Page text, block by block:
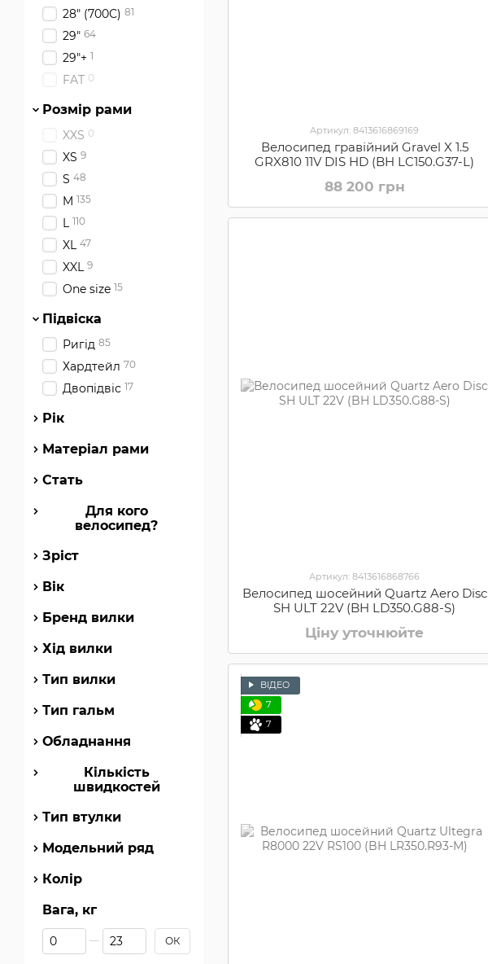
Артикул: 8413616869169
Велосипед гравійний Gravel X 1.5
GRX810 11V DIS HD (BH LC150.G37-L)
88 200 грн
Артикул: 8413616868766
Велосипед шосейний Quartz Aero Disc
SH ULT 22V (BH LD350.G88-S)
Ціну уточнюйте
ВІДЕО
7
7
28" (700С) 81
29" 64
29"+ 1
FAT 0
Розмір рами
XXS 0
XS 9
S 48
M 135
L 110
XL 47
XXL 9
One size 15
Підвіска
Ригід 85
Хардтейл 70
Двопідвіс 17
Рік
Матеріал рами
Стать
Для кого
велосипед?
Зріст
Вік
Бренд вилки
Хід вилки
Тип вилки
Тип гальм
Обладнання
Кількість
швидкостей
Тип втулки
Модельний ряд
Колір
Вага, кг
Від Вага, кг
До Вага, кг ОК